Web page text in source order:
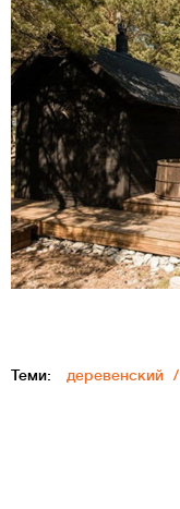
Теми: деревенский